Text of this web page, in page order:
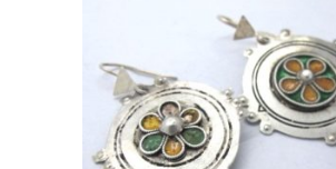
AJOUTER AU PANIER